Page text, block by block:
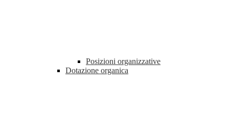
Posizioni organizzative
Dotazione organica